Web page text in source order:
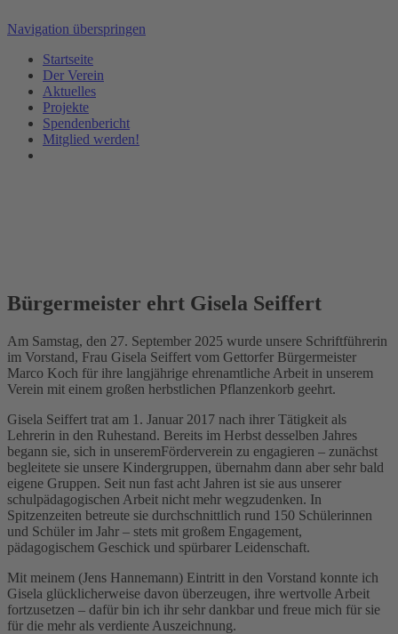
Navigation überspringen
Startseite
Der Verein
Aktuelles
Projekte
Spendenbericht
Mitglied werden!
Bürgermeister ehrt Gisela Seiffert
Am Samstag, den 27. September 2025 wurde unsere Schriftführerin
im Vorstand, Frau Gisela Seiffert vom Gettorfer Bürgermeister
Marco Koch für ihre langjährige ehrenamtliche Arbeit in unserem
Verein mit einem großen herbstlichen Pflanzenkorb geehrt.
Gisela Seiffert trat am 1. Januar 2017 nach ihrer Tätigkeit als
Lehrerin in den Ruhestand. Bereits im Herbst desselben Jahres
begann sie, sich in unseremFörderverein zu engagieren – zunächst
begleitete sie unsere Kindergruppen, übernahm dann aber sehr bald
eigene Gruppen. Seit nun fast acht Jahren ist sie aus unserer
schulpädagogischen Arbeit nicht mehr wegzudenken. In
Spitzenzeiten betreute sie durchschnittlich rund 150 Schülerinnen
und Schüler im Jahr – stets mit großem Engagement,
pädagogischem Geschick und spürbarer Leidenschaft.
Mit meinem (Jens Hannemann) Eintritt in den Vorstand konnte ich
Gisela glücklicherweise davon überzeugen, ihre wertvolle Arbeit
fortzusetzen – dafür bin ich ihr sehr dankbar und freue mich für sie
für die mehr als verdiente Auszeichnung.